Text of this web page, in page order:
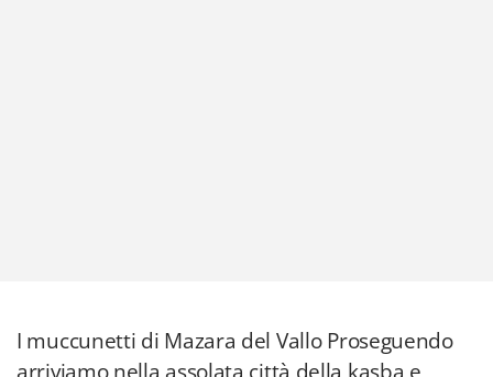
I muccunetti di Mazara del Vallo Proseguendo